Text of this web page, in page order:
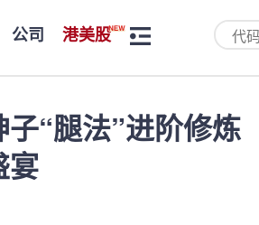
公司 港美股
“腿法”进阶修炼
宴